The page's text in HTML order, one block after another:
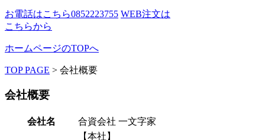
お電話はこちら0852223755 WEB注文は
こちらから
ホームページのTOPへ
TOP PAGE > 会社概要
会社概要
会社名 合資会社 一文字家
【本社】